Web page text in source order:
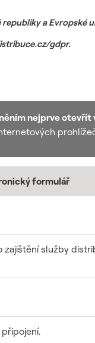
a Evropské
gdpr.
nejprve otevřít
formulář
služby